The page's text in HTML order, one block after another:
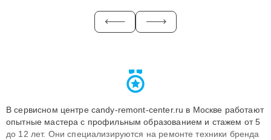
В сервисном центре candy-remont-center.ru в Москве работают
опытные мастера с профильным образованием и стажем от 5
до 12 лет. Они специализируются на ремонте техники бренда